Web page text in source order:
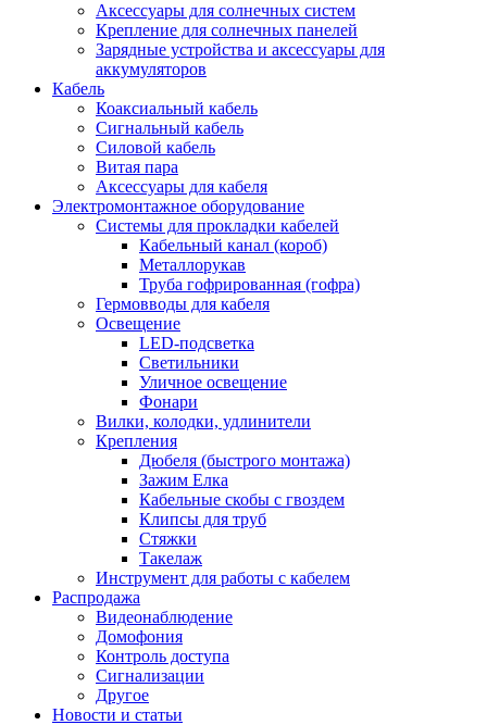
Аксессуары для солнечных систем
Крепление для солнечных панелей
Зарядные устройства и аксессуары для
аккумуляторов
Кабель
Коаксиальный кабель
Сигнальный кабель
Силовой кабель
Витая пара
Аксессуары для кабеля
Электромонтажное оборудование
Системы для прокладки кабелей
Кабельный канал (короб)
Металлорукав
Труба гофрированная (гофра)
Гермовводы для кабеля
Освещение
LED-подсветка
Светильники
Уличное освещение
Фонари
Вилки, колодки, удлинители
Крепления
Дюбеля (быстрого монтажа)
Зажим Елка
Кабельные скобы с гвоздем
Клипсы для труб
Стяжки
Такелаж
Инструмент для работы с кабелем
Распродажа
Видеонаблюдение
Домофония
Контроль доступа
Сигнализации
Другое
Новости и статьи